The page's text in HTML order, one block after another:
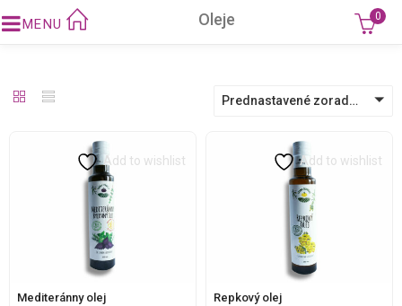
Oleje 0
Prednastavené zoradenie
Add to wishlist
Mediteránny olej
Add to wishlist
Repkový olej